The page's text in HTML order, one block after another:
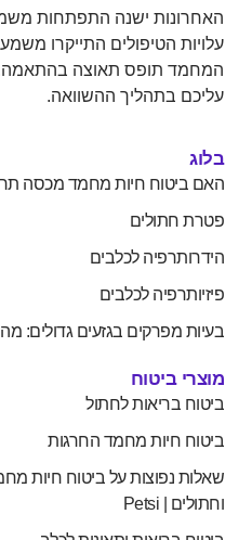
ישנה התפתחות משמעותית
הטיפולים התייקרו משמעותית,
תופס תאוצה בהתאמה.התוכן ב
בתהליך ההשוואה.
חיות מחמד מכסה תרופות
לכלבים
לכלבים
מפרקים בגזעים גדולים: מה מכוסה
ביטוח
בריאות לחתול
חיות מחמד החרגות
נפוצות על ביטוח חיות מחמד |